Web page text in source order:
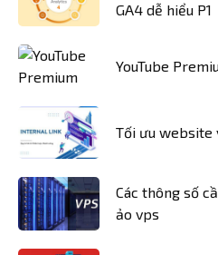
GA4 dễ hiểu P1
YouTube
Tối ưu
Các thông số
ảo vps